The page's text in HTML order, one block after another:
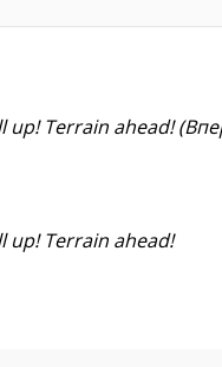
Terrain ahead!
Terrain ahead!